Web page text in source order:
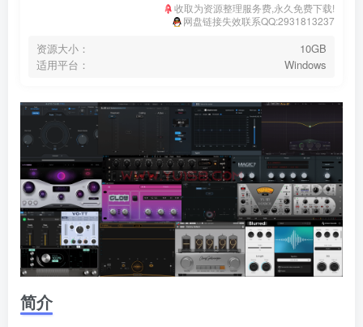
收取为资源整理服务费,永久免费下载!
网盘链接失效联系QQ:2931813237
资源大小：
10GB
适用平台：
Windows
简介